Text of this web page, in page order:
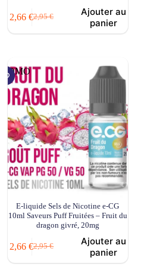
2,95€
Le
2,95 €.
2,66€Le
2,66 €.
Ajouter au
panier
PROMO
E-liquide Sels de Nicotine e-CG
10ml Saveurs Puff Fruitées – Fruit du
dragon givré, 20mg
2,95€
Le
2,66€Le
Ajouter au
panier